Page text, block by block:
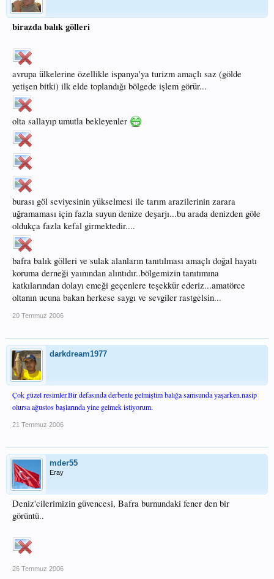
birazda balık gölleri
avrupa ülkelerine özellikle ispanya'ya turizm amaçlı saz (gölde
yetişen bitki) ilk elde toplandığı bölgede işlem görür...
olta sallayıp umutla bekleyenler
burası göl seviyesinin yükselmesi ile tarım arazilerinin zarara
uğramaması için fazla suyun denize deşarjı...bu arada denizden göle
oldukça fazla kefal girmektedir....
bafra balık gölleri ve sulak alanların tanıtılması amaçlı doğal hayatı
koruma derneği yaınından alıntıdır..bölgemizin tanıtımına
katkılarından dolayı emeği geçenlere teşekkür ederiz...amatörce
oltanın ucuna bakan herkese saygı ve sevgiler rastgelsin...
20 Temmuz 2006
darkdream1977
Çok güzel resimler.Bir defasında derbente gelmiştim balığa samsunda yaşarken.nasip
olursa ağustos başlarında yine gelmek istiyorum.
21 Temmuz 2006
mder55
Eray
Deniz'cilerimizin güvencesi, Bafra burnundaki fener den bir
görüntü..
26 Temmuz 2006